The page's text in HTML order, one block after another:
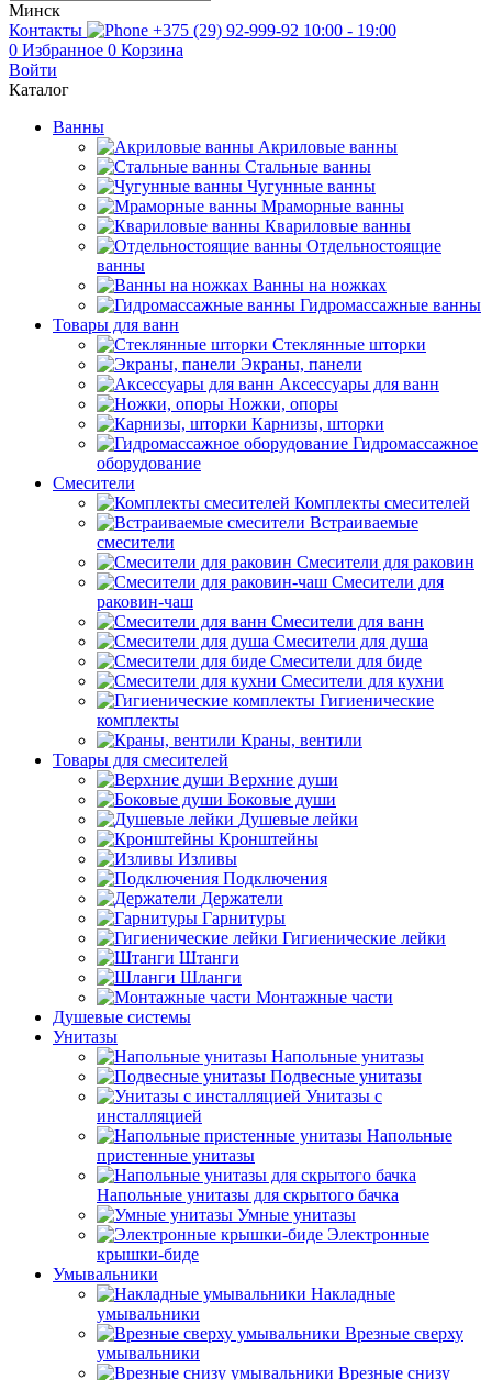
Минск
Контакты
+375 (29) 92-999-92 10:00 - 19:00
0 Избранное 0 Корзина
Войти
Каталог
Ванны
Акриловые ванны
Стальные ванны
Чугунные ванны
Мраморные ванны
Квариловые ванны
Отдельностоящие
ванны
Ванны на ножках
Гидромассажные ванны
Товары для ванн
Стеклянные шторки
Экраны, панели
Аксессуары для ванн
Ножки, опоры
Карнизы, шторки
Гидромассажное
оборудование
Смесители
Комплекты смесителей
Встраиваемые
смесители
Смесители для раковин
Смесители для
раковин-чаш
Смесители для ванн
Смесители для душа
Смесители для биде
Смесители для кухни
Гигиенические
комплекты
Краны, вентили
Товары для смесителей
Верхние души
Боковые души
Душевые лейки
Кронштейны
Изливы
Подключения
Держатели
Гарнитуры
Гигиенические лейки
Штанги
Шланги
Монтажные части
Душевые системы
Унитазы
Напольные унитазы
Подвесные унитазы
Унитазы с
инсталляцией
Напольные
пристенные унитазы
Напольные унитазы для скрытого бачка
Умные унитазы
Электронные
крышки-биде
Умывальники
Накладные
умывальники
Врезные сверху
умывальники
Врезные снизу